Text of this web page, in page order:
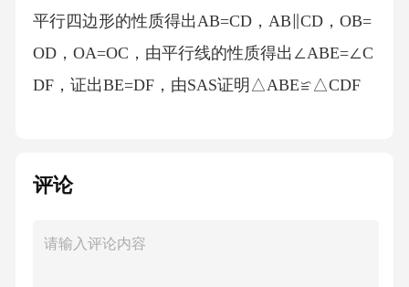
平行四边形的性质得出AB=CD，AB∥CD，OB=
OD，OA=OC，由平行线的性质得出∠ABE=∠C
DF，证出BE=DF，由SAS证明△ABE≌△CDF
得出EG∥CF，由三角形中位线定理得出OE∥C
即可得出结论．【详解】（1）证明：∵四边形
评论